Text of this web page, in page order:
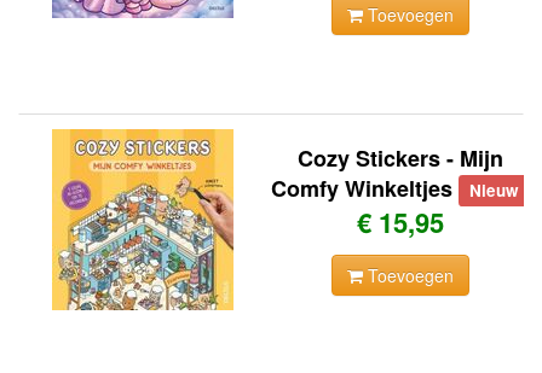
Toevoegen
Cozy Stickers - Mijn
Comfy Winkeltjes Nieuw
€ 15,95
Toevoegen